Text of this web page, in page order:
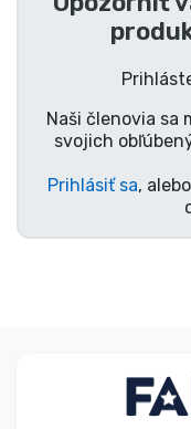
Naši členovia sa
svojich
Prihlásiť sa, alebo